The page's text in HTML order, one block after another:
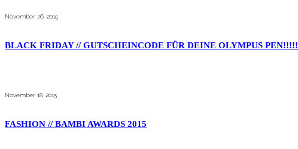
November 26, 2015
BLACK FRIDAY // GUTSCHEINCODE FÜR DEINE OLYMPUS PEN!!!!!
November 18, 2015
FASHION // BAMBI AWARDS 2015